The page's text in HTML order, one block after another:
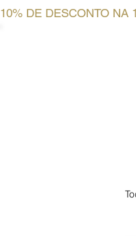
10% DE DESCONTO NA